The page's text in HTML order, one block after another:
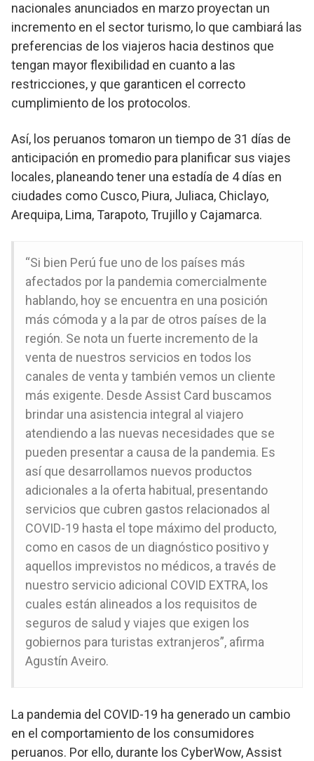
nacionales anunciados en marzo proyectan un
incremento en el sector turismo, lo que cambiará las
preferencias de los viajeros hacia destinos que
tengan mayor flexibilidad en cuanto a las
restricciones, y que garanticen el correcto
cumplimiento de los protocolos.
Así, los peruanos tomaron un tiempo de 31 días de
anticipación en promedio para planificar sus viajes
locales, planeando tener una estadía de 4 días en
ciudades como Cusco, Piura, Juliaca, Chiclayo,
Arequipa, Lima, Tarapoto, Trujillo y Cajamarca.
“Si bien Perú fue uno de los países más
afectados por la pandemia comercialmente
hablando, hoy se encuentra en una posición
más cómoda y a la par de otros países de la
región. Se nota un fuerte incremento de la
venta de nuestros servicios en todos los
canales de venta y también vemos un cliente
más exigente. Desde Assist Card buscamos
brindar una asistencia integral al viajero
atendiendo a las nuevas necesidades que se
pueden presentar a causa de la pandemia. Es
así que desarrollamos nuevos productos
adicionales a la oferta habitual, presentando
servicios que cubren gastos relacionados al
COVID-19 hasta el tope máximo del producto,
como en casos de un diagnóstico positivo y
aquellos imprevistos no médicos, a través de
nuestro servicio adicional COVID EXTRA, los
cuales están alineados a los requisitos de
seguros de salud y viajes que exigen los
gobiernos para turistas extranjeros”, afirma
Agustín Aveiro.
La pandemia del COVID-19 ha generado un cambio
en el comportamiento de los consumidores
peruanos. Por ello, durante los CyberWow, Assist